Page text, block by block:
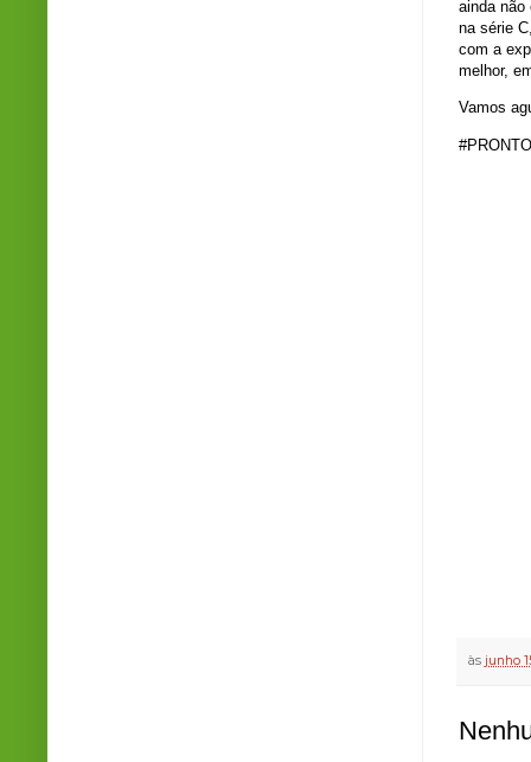
ainda não
na série
com a
melhor,
Vamos
às junho